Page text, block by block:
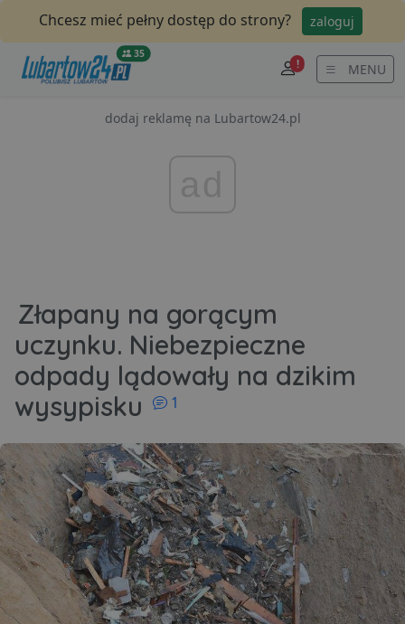
Chcesz mieć pełny dostęp do strony? zaloguj
35
! MENU
dodaj reklamę na Lubartow24.pl
Złapany na gorącym
uczynku. Niebezpieczne
odpady lądowały na dzikim
wysypisku
1
komentarzy